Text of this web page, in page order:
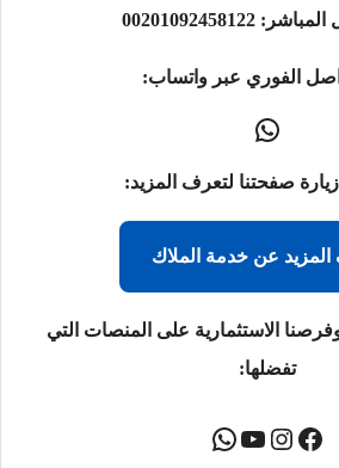
المباشر: 00201092458122
الفوري عبر واتساب:
صفحتنا لتعرف المزيد:
عن خدمة الملاك
الاستثمارية على المنصات التي
تفضلها: